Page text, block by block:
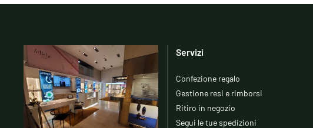
Servizi
Confezione regalo
Gestione resi e rimborsi
Ritiro in negozio
Segui le tue spedizioni